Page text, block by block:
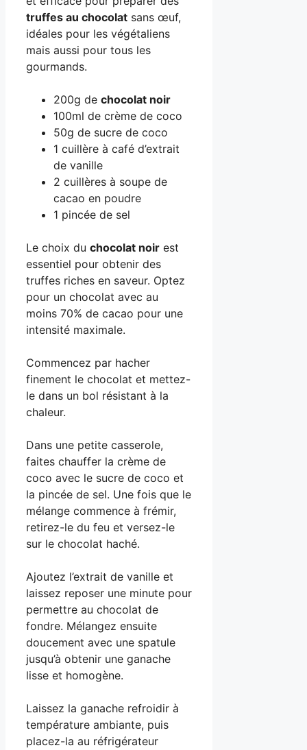
truffes au chocolat sans œuf,
idéales pour les végétaliens
mais aussi pour tous les
gourmands.
200g de chocolat noir
100ml de crème de coco
50g de sucre de coco
1 cuillère à café d’extrait
de vanille
2 cuillères à soupe de
cacao en poudre
1 pincée de sel
Le choix du chocolat noir est
essentiel pour obtenir des
truffes riches en saveur. Optez
pour un chocolat avec au
moins 70% de cacao pour une
intensité maximale.
Commencez par hacher
finement le chocolat et mettez-
le dans un bol résistant à la
chaleur.
Dans une petite casserole,
faites chauffer la crème de
coco avec le sucre de coco et
la pincée de sel. Une fois que le
mélange commence à frémir,
retirez-le du feu et versez-le
sur le chocolat haché.
Ajoutez l’extrait de vanille et
laissez reposer une minute pour
permettre au chocolat de
fondre. Mélangez ensuite
doucement avec une spatule
jusqu’à obtenir une ganache
lisse et homogène.
Laissez la ganache refroidir à
température ambiante, puis
placez-la au réfrigérateur